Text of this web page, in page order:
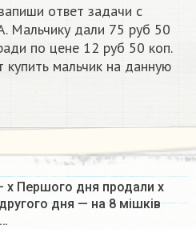
ответ задачи с
дали 75 руб 50
по цене 12 руб 50 коп.
мальчик на данную
x Першого дня продали х
дня — на 8 мішків